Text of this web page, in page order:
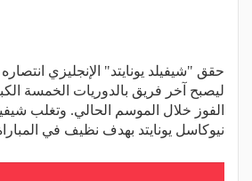
حقق "شيفيلد يونايتد" الإنجليزي
ليصبح آخر فريق بالدوريات الخمسة
الفوز خلال الموسم الحالي. وتغلب
نيوكاسل يونايتد بهدف نظيف في